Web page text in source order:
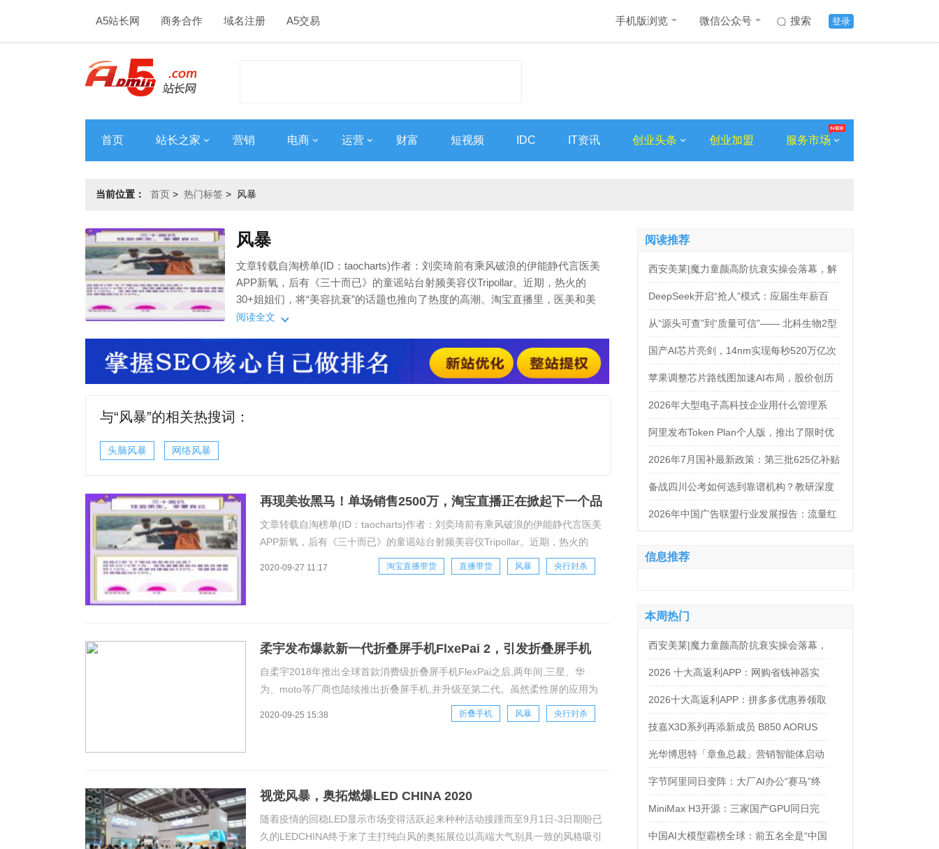
A5站长网 商务合作 域名注册 A5交易 登录
搜索
手机版浏览 微信公众号
首页 站长之家 营销 电商 运营 财富 短视频 IDC IT资讯 创业头条 创业加盟 服务市场
当前位置： 首页 > 热门标签 > 风暴
风暴
文章转载自淘榜单(ID：taocharts)作者：刘奕琦前有乘风破浪的伊能静代言医美
APP新氧，后有《三十而已》的童谣站台射频美容仪Tripollar。近期，热火的
30+姐姐们，将“美容抗衰”的话题也推向了热度的高潮。淘宝直播里，医美和美
容仪器这两个产品，也成为了两匹增速飞快的黑马。据淘榜单发布的《淘宝直播
增幅超过110
阅读全文
与“风暴”的相关热搜词：
头脑风暴 网络风暴
再现美妆黑马！单场销售2500万，淘宝直播正在掀起下一个品
类风暴
文章转载自淘榜单(ID：taocharts)作者：刘奕琦前有乘风破浪的伊能静代言医美
APP新氧，后有《三十而已》的童谣站台射频美容仪Tripollar。近期，热火的
30+姐姐们，将“美容抗衰”的话题也推向了热度的高潮。淘宝直播里，医美和美
容仪器这两个产品，也成为了两匹增速飞快的黑马。据淘榜单发布的《
2020-09-27 11:17 淘宝直播带货 直播带货 风暴 央行封杀
柔宇发布爆款新一代折叠屏手机FlxePai 2，引发折叠屏手机
风暴
自柔宇2018年推出全球首款消费级折叠屏手机FlexPai之后,两年间,三星、华
为、moto等厂商也陆续推出折叠屏手机,并升级至第二代。虽然柔性屏的应用为
折叠屏手机带来令人兴奋的改变,但无论普遍12000元以上的超高价格和屏幕极
易出现的质量问题,却成横在折叠屏手机与消费者之间不可逾越的鸿沟。最近,柔
2020-09-25 15:38 折叠手机 风暴 央行封杀
视觉风暴，奥拓燃爆LED CHINA 2020
随着疫情的回稳LED显示市场变得活跃起来种种活动接踵而至9月1日-3日期盼已
久的LEDCHINA终于来了主打纯白风的奥拓展位以高端大气别具一致的风格吸引
阅读推荐
西安美莱|魔力童颜高阶抗衰实操会落幕，解
锁自然年轻新姿态
DeepSeek开启“抢人”模式：应届生年薪百
万，法务岗高达160万！
从“源头可查”到“质量可信”—— 北科生物2型
糖尿病项目如何实现“药品级质控”
国产AI芯片亮剑，14nm实现每秒520万亿次
运算
苹果调整芯片路线图加速AI布局，股价创历
史新高
2026年大型电子高科技企业用什么管理系
统？四大服务商对比推荐
阿里发布Token Plan个人版，推出了限时优
惠，Qwen3.8-Max-Preview同步上线
2026年7月国补最新政策：第三批625亿补贴
正式落地！京东手机家电空调电脑各品类国
补怎么领？学生专属优惠补贴领取攻略来
备战四川公考如何选到靠谱机构？教研深度
与落地服务，四家主流品牌全对照
2026年中国广告联盟行业发展报告：流量红
信息推荐
本周热门
西安美莱|魔力童颜高阶抗衰实操会落幕，
解锁自然年轻新姿态
2026 十大高返利APP：网购省钱神器实
测对比
2026十大高返利APP：拼多多优惠券领取
攻略
技嘉X3D系列再添新成员 B850 AORUS
ELITE X3D主板强化性能体验
光华博思特「章鱼总裁」营销智能体启动
内测，引领咨询行业模式革命
字节阿里同日变阵：大厂AI办公“赛马”终
结，入口大战全面打响
MiniMax H3开源：三家国产GPU同日完
成适配，国产算力生态加速闭合
中国AI大模型霸榜全球：前五名全是“中国